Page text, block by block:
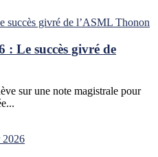
: Le succès givré de
sur une note magistrale pour